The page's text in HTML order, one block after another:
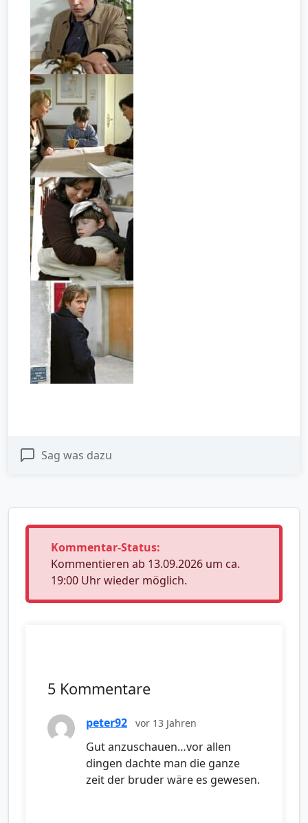
Sag was dazu
Kommentar-Status:
Kommentieren ab 13.09.2026 um ca.
19:00 Uhr wieder möglich.
5 Kommentare
peter92 vor 13 Jahren
Gut anzuschauen…vor allen
dingen dachte man die ganze
zeit der bruder wäre es gewesen.